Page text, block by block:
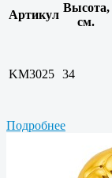
Артикул
Высота,
см.
KM3025 34
Подробнее